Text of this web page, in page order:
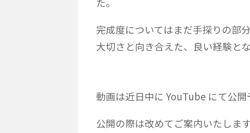
完成度についてはまだ手探りの部
大切さと向き合えた、良い経験と
動画は近日中に YouTube にて公開
公開の際は改めてご案内いたしま